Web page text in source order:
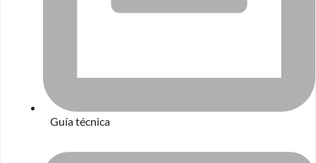
Guía técnica